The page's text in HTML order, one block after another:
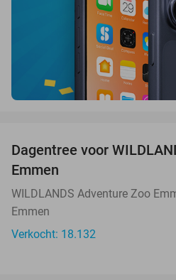
Dagentree voor
Emmen
WILDLANDS Adventure Zoo
Emmen
Verkocht: 18.132